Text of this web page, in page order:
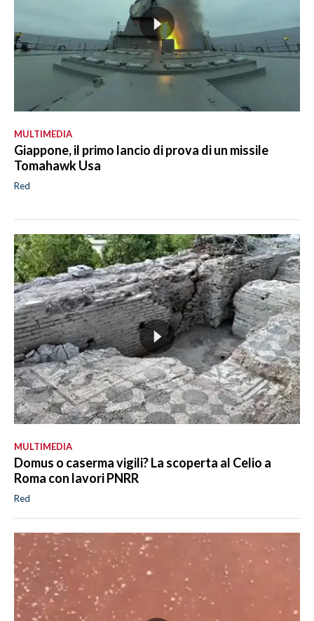
MULTIMEDIA
Giappone, il primo lancio di prova di un missile
Tomahawk Usa
Red
MULTIMEDIA
Domus o caserma vigili? La scoperta al Celio a
Roma con lavori PNRR
Red